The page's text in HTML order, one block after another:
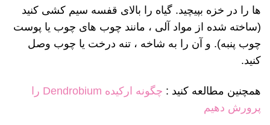
ها را در خزه بپیچید. گیاه را بالای قفسه سیم کشی کنید
(ساخته شده از مواد آلی ، مانند چوب های چوب یا پوست
چوب پنبه). و آن را به شاخه ، تنه درخت یا چوب وصل
کنید.
همچنین مطالعه کنید :
چگونه ارکیده Dendrobium را
پرورش دهیم